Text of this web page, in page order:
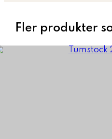
Fler produkter